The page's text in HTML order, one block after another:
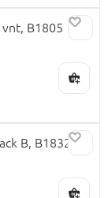
B1805
B, B1832